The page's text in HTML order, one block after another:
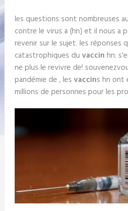
les questions sont nombreuses
contre le virus a (hn) et il nous a
revenir sur le sujet. les réponses
catastrophiques du vaccin hn:
ne plus le revivre de!
pandémie de , les vaccins hn ont
millions de personnes pour les